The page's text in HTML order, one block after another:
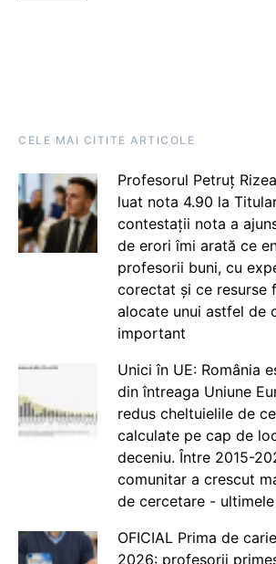
CELE MAI CITITE ARTICOLE
Profesorul Petruț
luat nota 4.90 la
contestații nota a
de erori îmi arată ce
profesorii buni, cu
corectat și ce resurse
alocate unui astfel de
important
Unici în UE: România
din întreaga Uniune
redus cheltuielile de
calculate pe cap de
deceniu. Între 2015-
comunitar a crescut
de cercetare -
OFICIAL Prima de
2026: profesorii